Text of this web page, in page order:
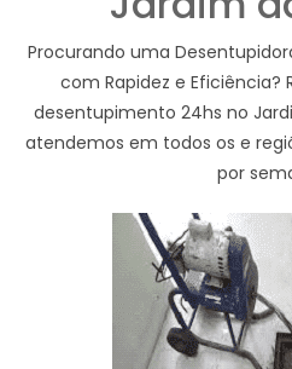
Procurando uma
com Rapidez e Eficiência?
desentupimento 24hs no
atendemos em todos os e
por